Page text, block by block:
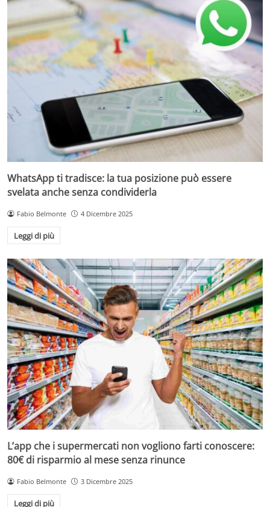
WhatsApp ti tradisce: la tua posizione può essere
svelata anche senza condividerla
Fabio Belmonte 4 Dicembre 2025
Leggi di più
L’app che i supermercati non vogliono farti conoscere:
80€ di risparmio al mese senza rinunce
Fabio Belmonte 3 Dicembre 2025
Leggi di più